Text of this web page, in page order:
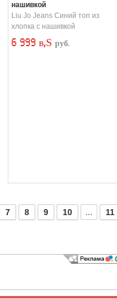
нашивкой
Liu Jo Jeans Синий топ из
хлопка с нашивкой
6 999 в‚Ѕ руб.
7 8 9 10 ... 11